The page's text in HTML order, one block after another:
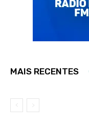
MAIS RECENTES